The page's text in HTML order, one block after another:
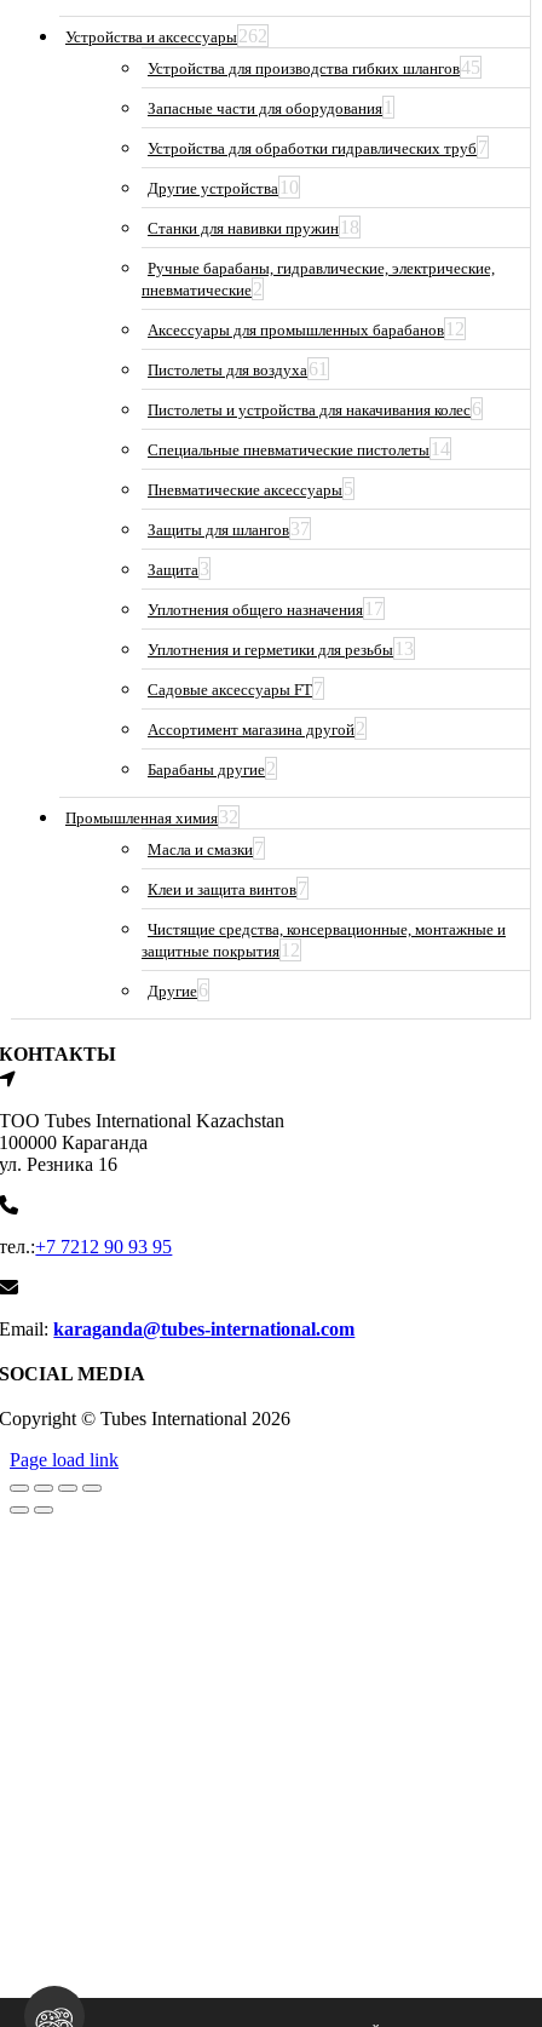
Устройства и аксессуары262
Устройства для производства гибких шлангов45
Запасные части для оборудования 1
Устройства для обработки гидравлических труб 7
Другие устройства 10
Станки для навивки пружин 18
Ручные барабаны, гидравлические, электрические,
пневматические2
Аксессуары для промышленных барабанов 12
Пистолеты для воздуха61
Пистолеты и устройства для накачивания колес6
Специальные пневматические пистолеты 14
Пневматические аксессуары5
Защиты для шлангов37
Защита3
Уплотнения общего назначения 17
Уплотнения и герметики для резьбы 13
Садовые аксессуары FT7
Ассортимент магазина другой2
Барабаны другие2
Промышленная химия32
Масла и смазки7
Клеи и защита винтов7
Чистящие средства, консервационные, монтажные и
защитные покрытия 12
Другие6
КОНТАКТЫ
ТОО Tubes International Kazachstan
100000 Караганда
ул. Резника 16
тел.:+7 7212 90 93 95
Email:karaganda@tubes-international.com
SOCIAL MEDIA
Copyright © Tubes International 2026
Page load link